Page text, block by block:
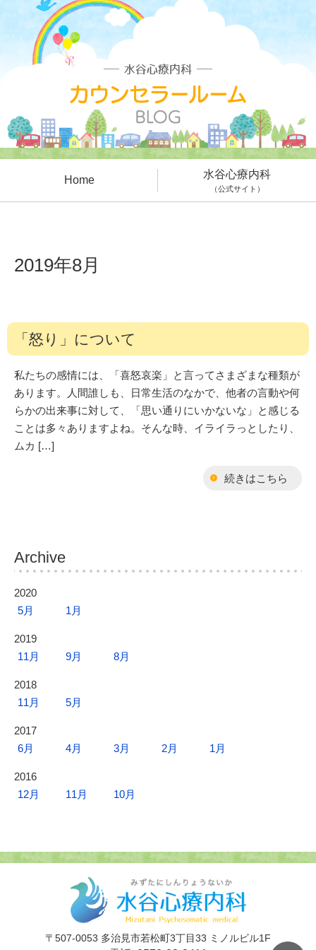
Home 水谷心療内科
（公式サイト）
2019年8月
「怒り」について
私たちの感情には、「喜怒哀楽」と言ってさまざまな種類が
あります。人間誰しも、日常生活のなかで、他者の言動や何
らかの出来事に対して、「思い通りにいかないな」と感じる
ことは多々ありますよね。そんな時、イライラっとしたり、
ムカ […]
続きはこちら
Archive
2020
5月
1月
2019
11月
9月 8月
2018
11月
5月
2017
6月
4月 3月 2月 1月
2016
12月
11月 10月
〒507-0053 多治見市若松町3丁目33 ミノルビル1F